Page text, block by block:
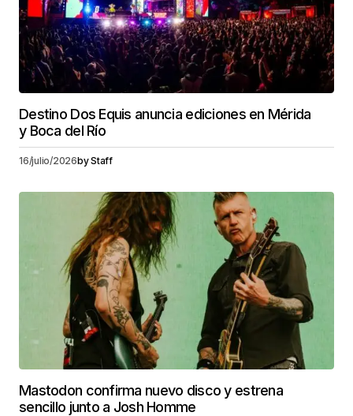
Destino Dos Equis anuncia ediciones en Mérida
y Boca del Río
16/julio/2026byStaff
Mastodon confirma nuevo disco y estrena
sencillo junto a Josh Homme